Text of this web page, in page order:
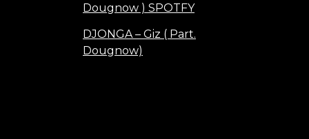
Dougnow ) SPOTFY
DJONGA – Giz ( Part.
Dougnow)